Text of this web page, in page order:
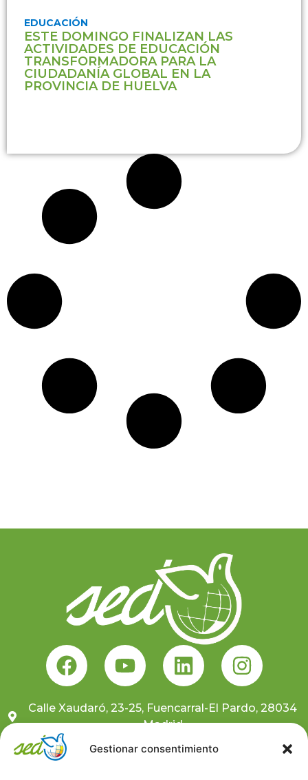
Gestionar consentimiento
EDUCACIÓN
ESTE DOMINGO FINALIZAN LAS
ACTIVIDADES DE EDUCACIÓN
TRANSFORMADORA PARA LA
CIUDADANÍA GLOBAL EN LA
PROVINCIA DE HUELVA
Calle Xaudaró, 23-25, Fuencarral-El Pardo, 28034
Madrid
681 10 59 91